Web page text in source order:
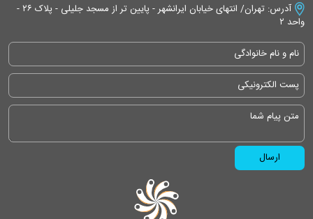
آدرس: تهران/ انتهای خیابان ایرانشهر - پایین تر از مسجد جلیلی - پلاک ۲۶ -
واحد ۲